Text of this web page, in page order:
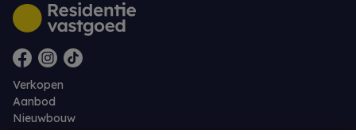
Verkopen
Aanbod
Nieuwbouw